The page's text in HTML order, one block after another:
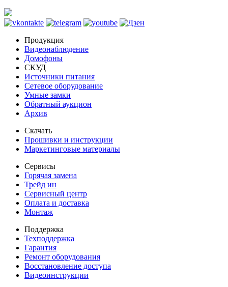
Продукция
Видеонаблюдение
Домофоны
СКУД
Источники питания
Сетевое оборудование
Умные замки
Обратный аукцион
Архив
Скачать
Прошивки и инструкции
Маркетинговые материалы
Сервисы
Горячая замена
Трейд ин
Сервисный центр
Оплата и доставка
Монтаж
Поддержка
Техподдержка
Гарантия
Ремонт оборудования
Восстановление доступа
Видеоинструкции